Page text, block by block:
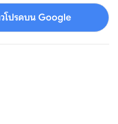
โปรดบน Google